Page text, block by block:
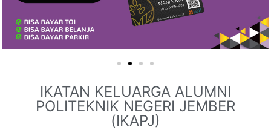
IKATAN KELUARGA ALUMNI
POLITEKNIK NEGERI JEMBER
(IKAPJ)